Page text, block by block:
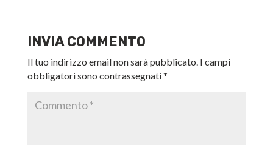
INVIA COMMENTO
Il tuo indirizzo email non sarà pubblicato. I campi
obbligatori sono contrassegnati*